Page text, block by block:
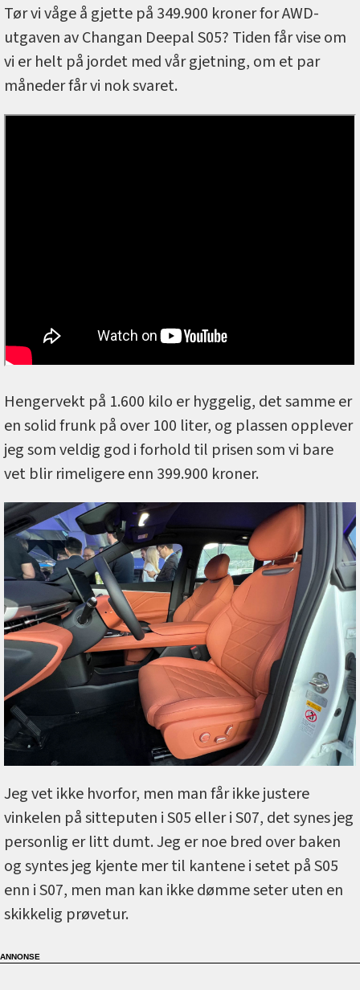
Tør vi våge å gjette på 349.900 kroner for AWD-
utgaven av Changan Deepal S05? Tiden får vise om
vi er helt på jordet med vår gjetning, om et par
måneder får vi nok svaret.
Hengervekt på 1.600 kilo er hyggelig, det samme er
en solid frunk på over 100 liter, og plassen opplever
jeg som veldig god i forhold til prisen som vi bare
vet blir rimeligere enn 399.900 kroner.
Jeg vet ikke hvorfor, men man får ikke justere
vinkelen på sitteputen i S05 eller i S07, det synes jeg
personlig er litt dumt. Jeg er noe bred over baken
og syntes jeg kjente mer til kantene i setet på S05
enn i S07, men man kan ikke dømme seter uten en
skikkelig prøvetur.